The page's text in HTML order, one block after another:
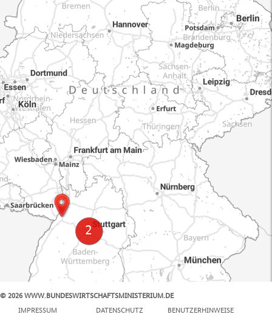
© 2026 WWW.BUNDESWIRTSCHAFTSMINISTERIUM.DE
IMPRESSUM
DATENSCHUTZ BENUTZERHINWEISE